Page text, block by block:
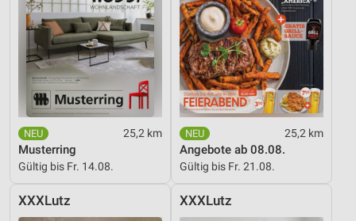
25,2 km
Musterring
Gültig bis Fr. 14.08.
25,2 km
Angebote ab 08.08.
Gültig bis Fr. 21.08.
XXXLutz XXXLutz
Erstellung von Profilen für personalisierte
Werbung
Verwendung von Profilen zur Auswahl
personalisierter Werbung
Erstellung von Profilen zur Personalisierung
von Inhalten
Verwendung von Profilen zur Auswahl
personalisierter Inhalte
Messung der Werbeleistung